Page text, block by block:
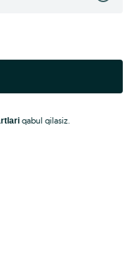
qabul qilasiz.